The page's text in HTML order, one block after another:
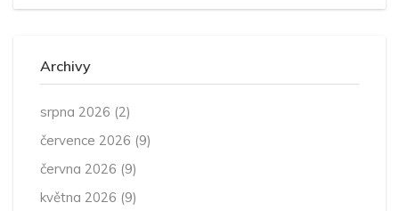
Archivy
srpna 2026 (2)
července 2026 (9)
června 2026 (9)
května 2026 (9)